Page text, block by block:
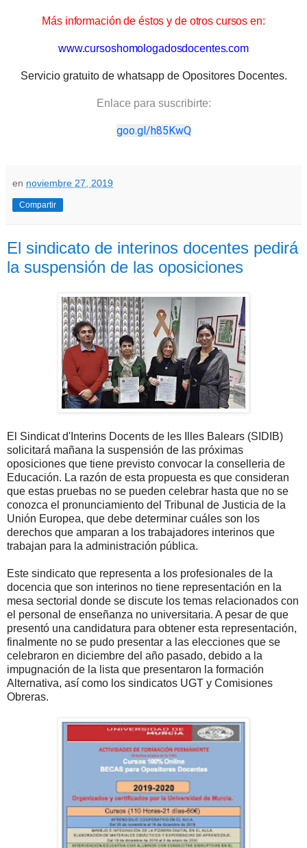
Más información de éstos y de otros cursos en:
www.cursoshomologadosdocentes.com
Servicio gratuito de whatsapp de Opositores Docentes.
Enlace para suscribirte:
goo.gl/h85KwQ
en noviembre 27, 2019
Compartir
El sindicato de interinos docentes pedirá
la suspensión de las oposiciones
El Sindicat d'Interins Docents de les Illes Balears (SIDIB)
solicitará mañana la suspensión de las próximas
oposiciones que tiene previsto convocar la conselleria de
Educación. La razón de esta propuesta es que consideran
que estas pruebas no se pueden celebrar hasta que no se
conozca el pronunciamiento del Tribunal de Justicia de la
Unión Europea, que debe determinar cuáles son los
derechos que amparan a los trabajadores interinos que
trabajan para la administración pública.
Este sindicato que representa a los profesionales de la
docencia que son interinos no tiene representación en la
mesa sectorial donde se discute los temas relacionados con
el personal de enseñanza no universitaria. A pesar de que
presentó una candidatura para obtener esta representación,
finalmente no se pudo presentar a las elecciones que se
celebraron en diciembre del año pasado, debido a la
impugnación de la lista que presentaron la formación
Alternativa, así como los sindicatos UGT y Comisiones
Obreras.